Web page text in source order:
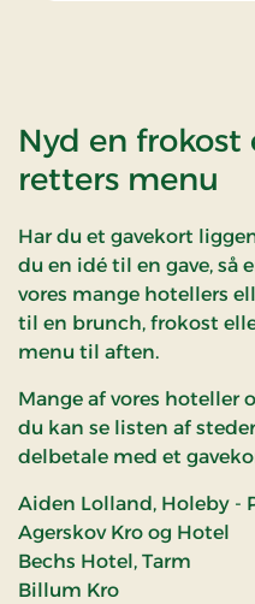
Nyd en frokost
retters menu
Har du et gavekort
du en idé til en gave, så
vores mange hotellers
til en brunch, frokost
menu til aften.
Mange af vores hoteller
du kan se listen af
delbetale med et
Aiden Lolland, Holeby -
Agerskov Kro og Hotel
Bechs Hotel, Tarm
Billum Kro